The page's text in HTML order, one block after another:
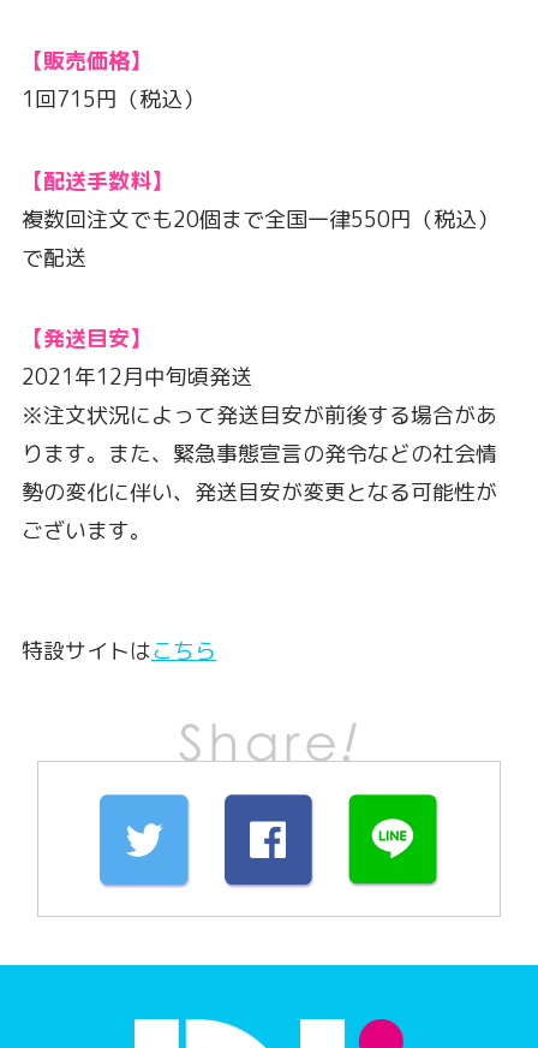
【販売価格】
1回715円（税込）
【配送手数料】
複数回注文でも20個まで全国一律550円（税込）
で配送
【発送目安】
2021年12月中旬頃発送
※注文状況によって発送目安が前後する場合があ
ります。また、緊急事態宣言の発令などの社会情
勢の変化に伴い、発送目安が変更となる可能性が
ございます。
特設サイトはこちら